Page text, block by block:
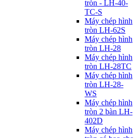
tròn - LH-40-
TC-S
Máy chép hình
tròn LH-62S
Máy chép hình
tròn LH-28
Máy chép hình
tròn LH-28TC
Máy chép hình
tròn LH-28-
WS
Máy chép hình
tròn 2 bàn LH-
402D
Máy chép hình